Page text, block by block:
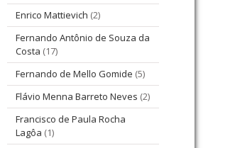
Enrico Mattievich (2)
Fernando Antônio de Souza da
Costa (17)
Fernando de Mello Gomide (5)
Flávio Menna Barreto Neves (2)
Francisco de Paula Rocha
Lagôa (1)